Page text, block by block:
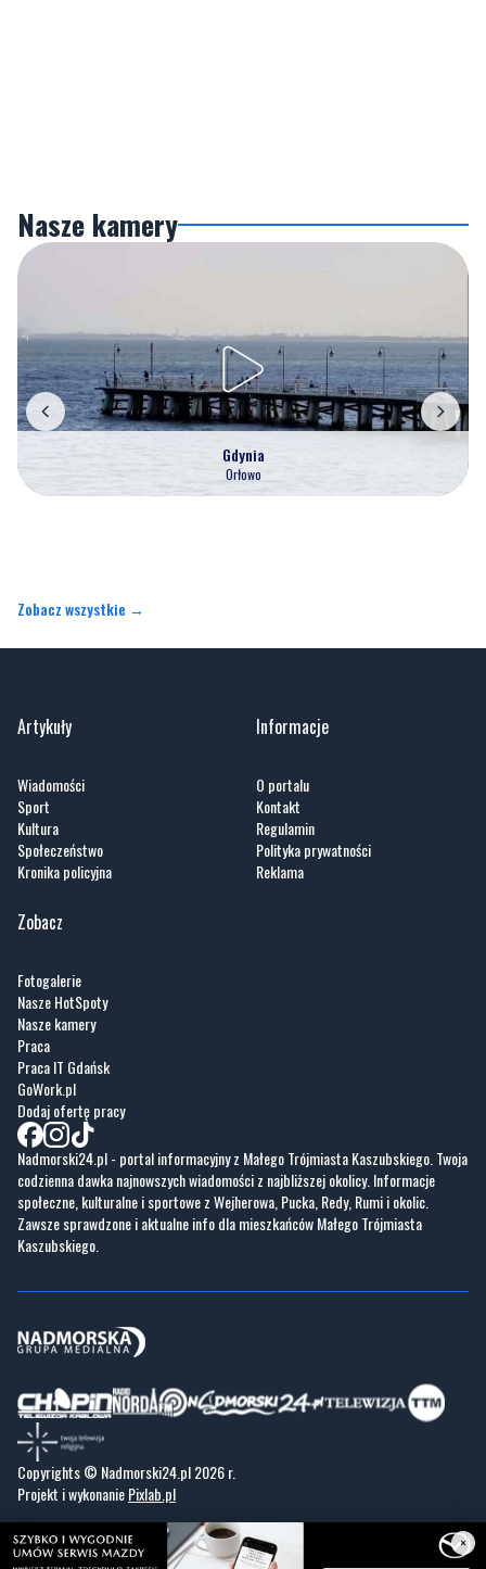
Nasze kamery
Gdynia
Orłowo
Zobacz wszystkie →
Artykuły
Wiadomości
Sport
Kultura
Społeczeństwo
Kronika policyjna
Informacje
O portalu
Kontakt
Regulamin
Polityka prywatności
Reklama
Zobacz
Fotogalerie
Nasze HotSpoty
Nasze kamery
Praca
Praca IT Gdańsk
GoWork.pl
Dodaj ofertę pracy
Nadmorski24.pl - portal informacyjny z Małego Trójmiasta Kaszubskiego. Twoja
codzienna dawka najnowszych wiadomości z najbliższej okolicy. Informacje
społeczne, kulturalne i sportowe z Wejherowa, Pucka, Redy, Rumi i okolic.
Zawsze sprawdzone i aktualne info dla mieszkańców Małego Trójmiasta
Kaszubskiego.
Copyrights © Nadmorski24.pl 2026 r.
Projekt i wykonaniePixlab.pl
×